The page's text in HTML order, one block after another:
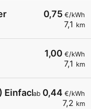
0,75 €/kWh
7,1 km
1,00 €/kWh
7,1 km
ab 0,44 €/kWh
7,2 km
Einfach-Schnell-